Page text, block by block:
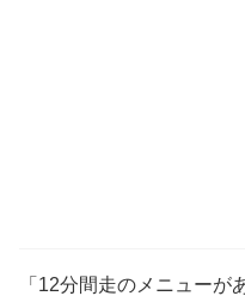
「12分間走のメニュー